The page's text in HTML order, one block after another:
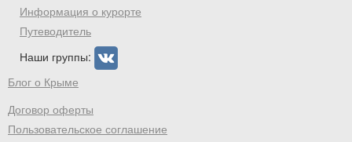
Информация о курорте
Путеводитель
Наши группы:
Блог о Крыме
Договор оферты
Пользовательское соглашение
Хочешь дешевле? Оставь почту и получи
промокод на первое бронирование!